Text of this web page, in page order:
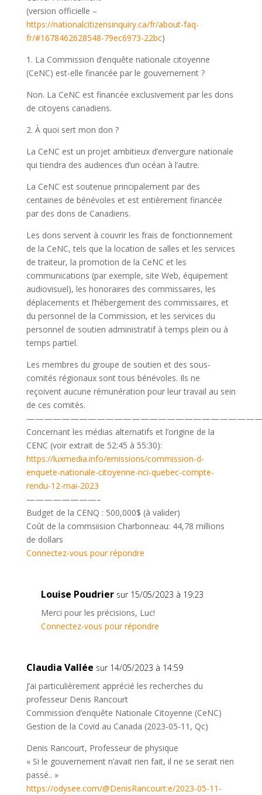
(version officielle –
https://nationalcitizensinquiry.ca/fr/about-faq-
fr/#1678462628548-79ec6973-22bc)
1. La Commission d’enquête nationale citoyenne
(CeNC) est-elle financée par le gouvernement ?
Non. La CeNC est financée exclusivement par les dons
de citoyens canadiens.
2. À quoi sert mon don ?
La CeNC est un projet ambitieux d’envergure nationale
qui tiendra des audiences d’un océan à l’autre.
La CeNC est soutenue principalement par des
centaines de bénévoles et est entièrement financée
par des dons de Canadiens.
Les dons servent à couvrir les frais de fonctionnement
de la CeNC, tels que la location de salles et les services
de traiteur, la promotion de la CeNC et les
communications (par exemple, site Web, équipement
audiovisuel), les honoraires des commissaires, les
déplacements et l’hébergement des commissaires, et
du personnel de la Commission, et les services du
personnel de soutien administratif à temps plein ou à
temps partiel.
Les membres du groupe de soutien et des sous-
comités régionaux sont tous bénévoles. Ils ne
reçoivent aucune rémunération pour leur travail au sein
de ces comités.
Concernant les médias alternatifs et l’origine de la
CENC (voir extrait de 52:45 à 55:30):
https://luxmedia.info/emissions/commission-d-
enquete-nationale-citoyenne-nci-quebec-compte-
rendu-12-mai-2023
————————–
Budget de la CENQ : 500,000$ (à valider)
Coût de la commsiision Charbonneau: 44,78 millions
de dollars
Connectez-vous pour répondre
Louise Poudrier sur 15/05/2023 à 19:23
Merci pour les précisions, Luc!
Connectez-vous pour répondre
Claudia Vallée sur 14/05/2023 à 14:59
J’ai particulièrement apprécié les recherches du
professeur Denis Rancourt
Commission d’enquête Nationale Citoyenne (CeNC)
Gestion de la Covid au Canada (2023-05-11, Qc)
Denis Rancourt, Professeur de physique
« Si le gouvernement n’avait rien fait, il ne se serait rien
passé.. »
https://odysee.com/@DenisRancourt:e/2023-05-11-